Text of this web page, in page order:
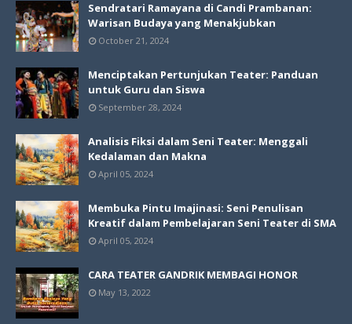
Sendratari Ramayana di Candi Prambanan:
Warisan Budaya yang Menakjubkan
October 21, 2024
Menciptakan Pertunjukan Teater: Panduan
untuk Guru dan Siswa
September 28, 2024
Analisis Fiksi dalam Seni Teater: Menggali
Kedalaman dan Makna
April 05, 2024
Membuka Pintu Imajinasi: Seni Penulisan
Kreatif dalam Pembelajaran Seni Teater di SMA
April 05, 2024
CARA TEATER GANDRIK MEMBAGI HONOR
May 13, 2022